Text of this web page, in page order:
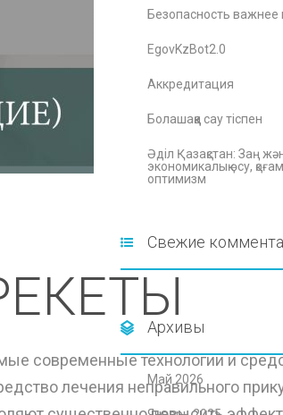
современные технологии и
лечения неправильного
Безопасность важнее
EgovKzBot2.0
Аккредитация
Болашаққа сау тіспен
Әділ Қазақстан: Заң
экономикалық өсу,
оптимизм
Свежие
Архивы
Май 2026